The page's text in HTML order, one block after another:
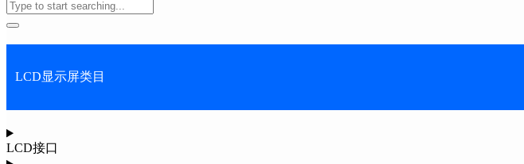
LCD显示屏类目
LCD接口